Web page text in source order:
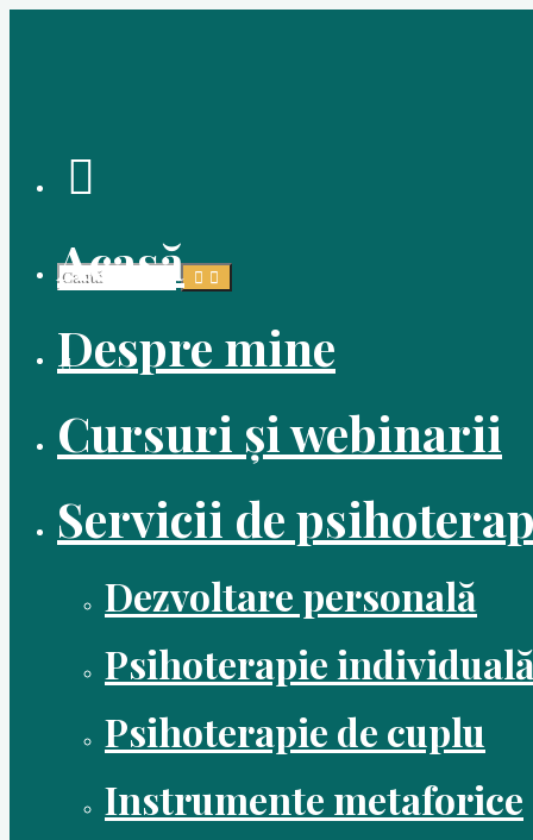
Search
for:
Search
Acasă
Despre mine
Cursuri și webinarii
Servicii de
Dezvoltare personală
Psihoterapie
Psihoterapie de cuplu
Instrumente metaforice